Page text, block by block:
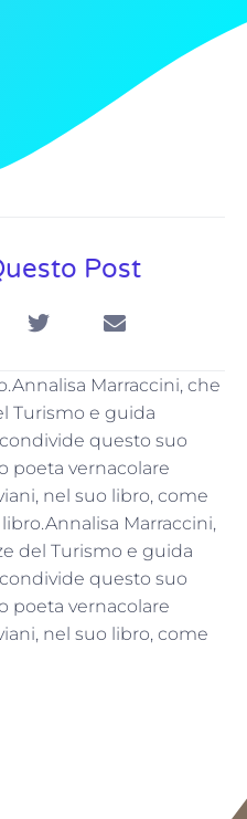
Post
Marraccini, che
Turismo e guida
questo suo
poeta vernacolare
nel suo libro, come
Marraccini,
del Turismo e guida
questo suo
poeta vernacolare
nel suo libro, come